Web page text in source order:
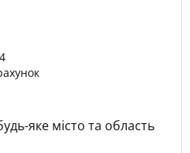
яке місто та область